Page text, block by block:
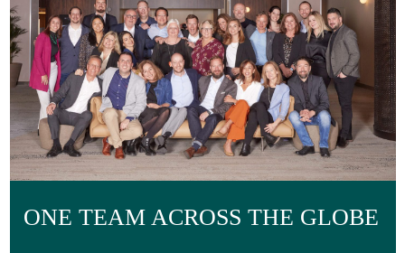
ONE TEAM ACROSS THE GLOBE